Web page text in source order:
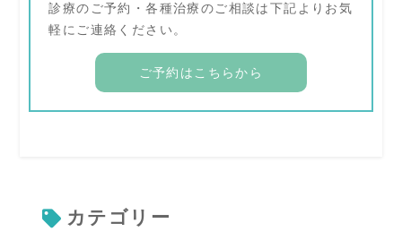
診療のご予約・各種治療のご相談は下記よりお気
軽にご連絡ください。
ご予約はこちらから
カテゴリー